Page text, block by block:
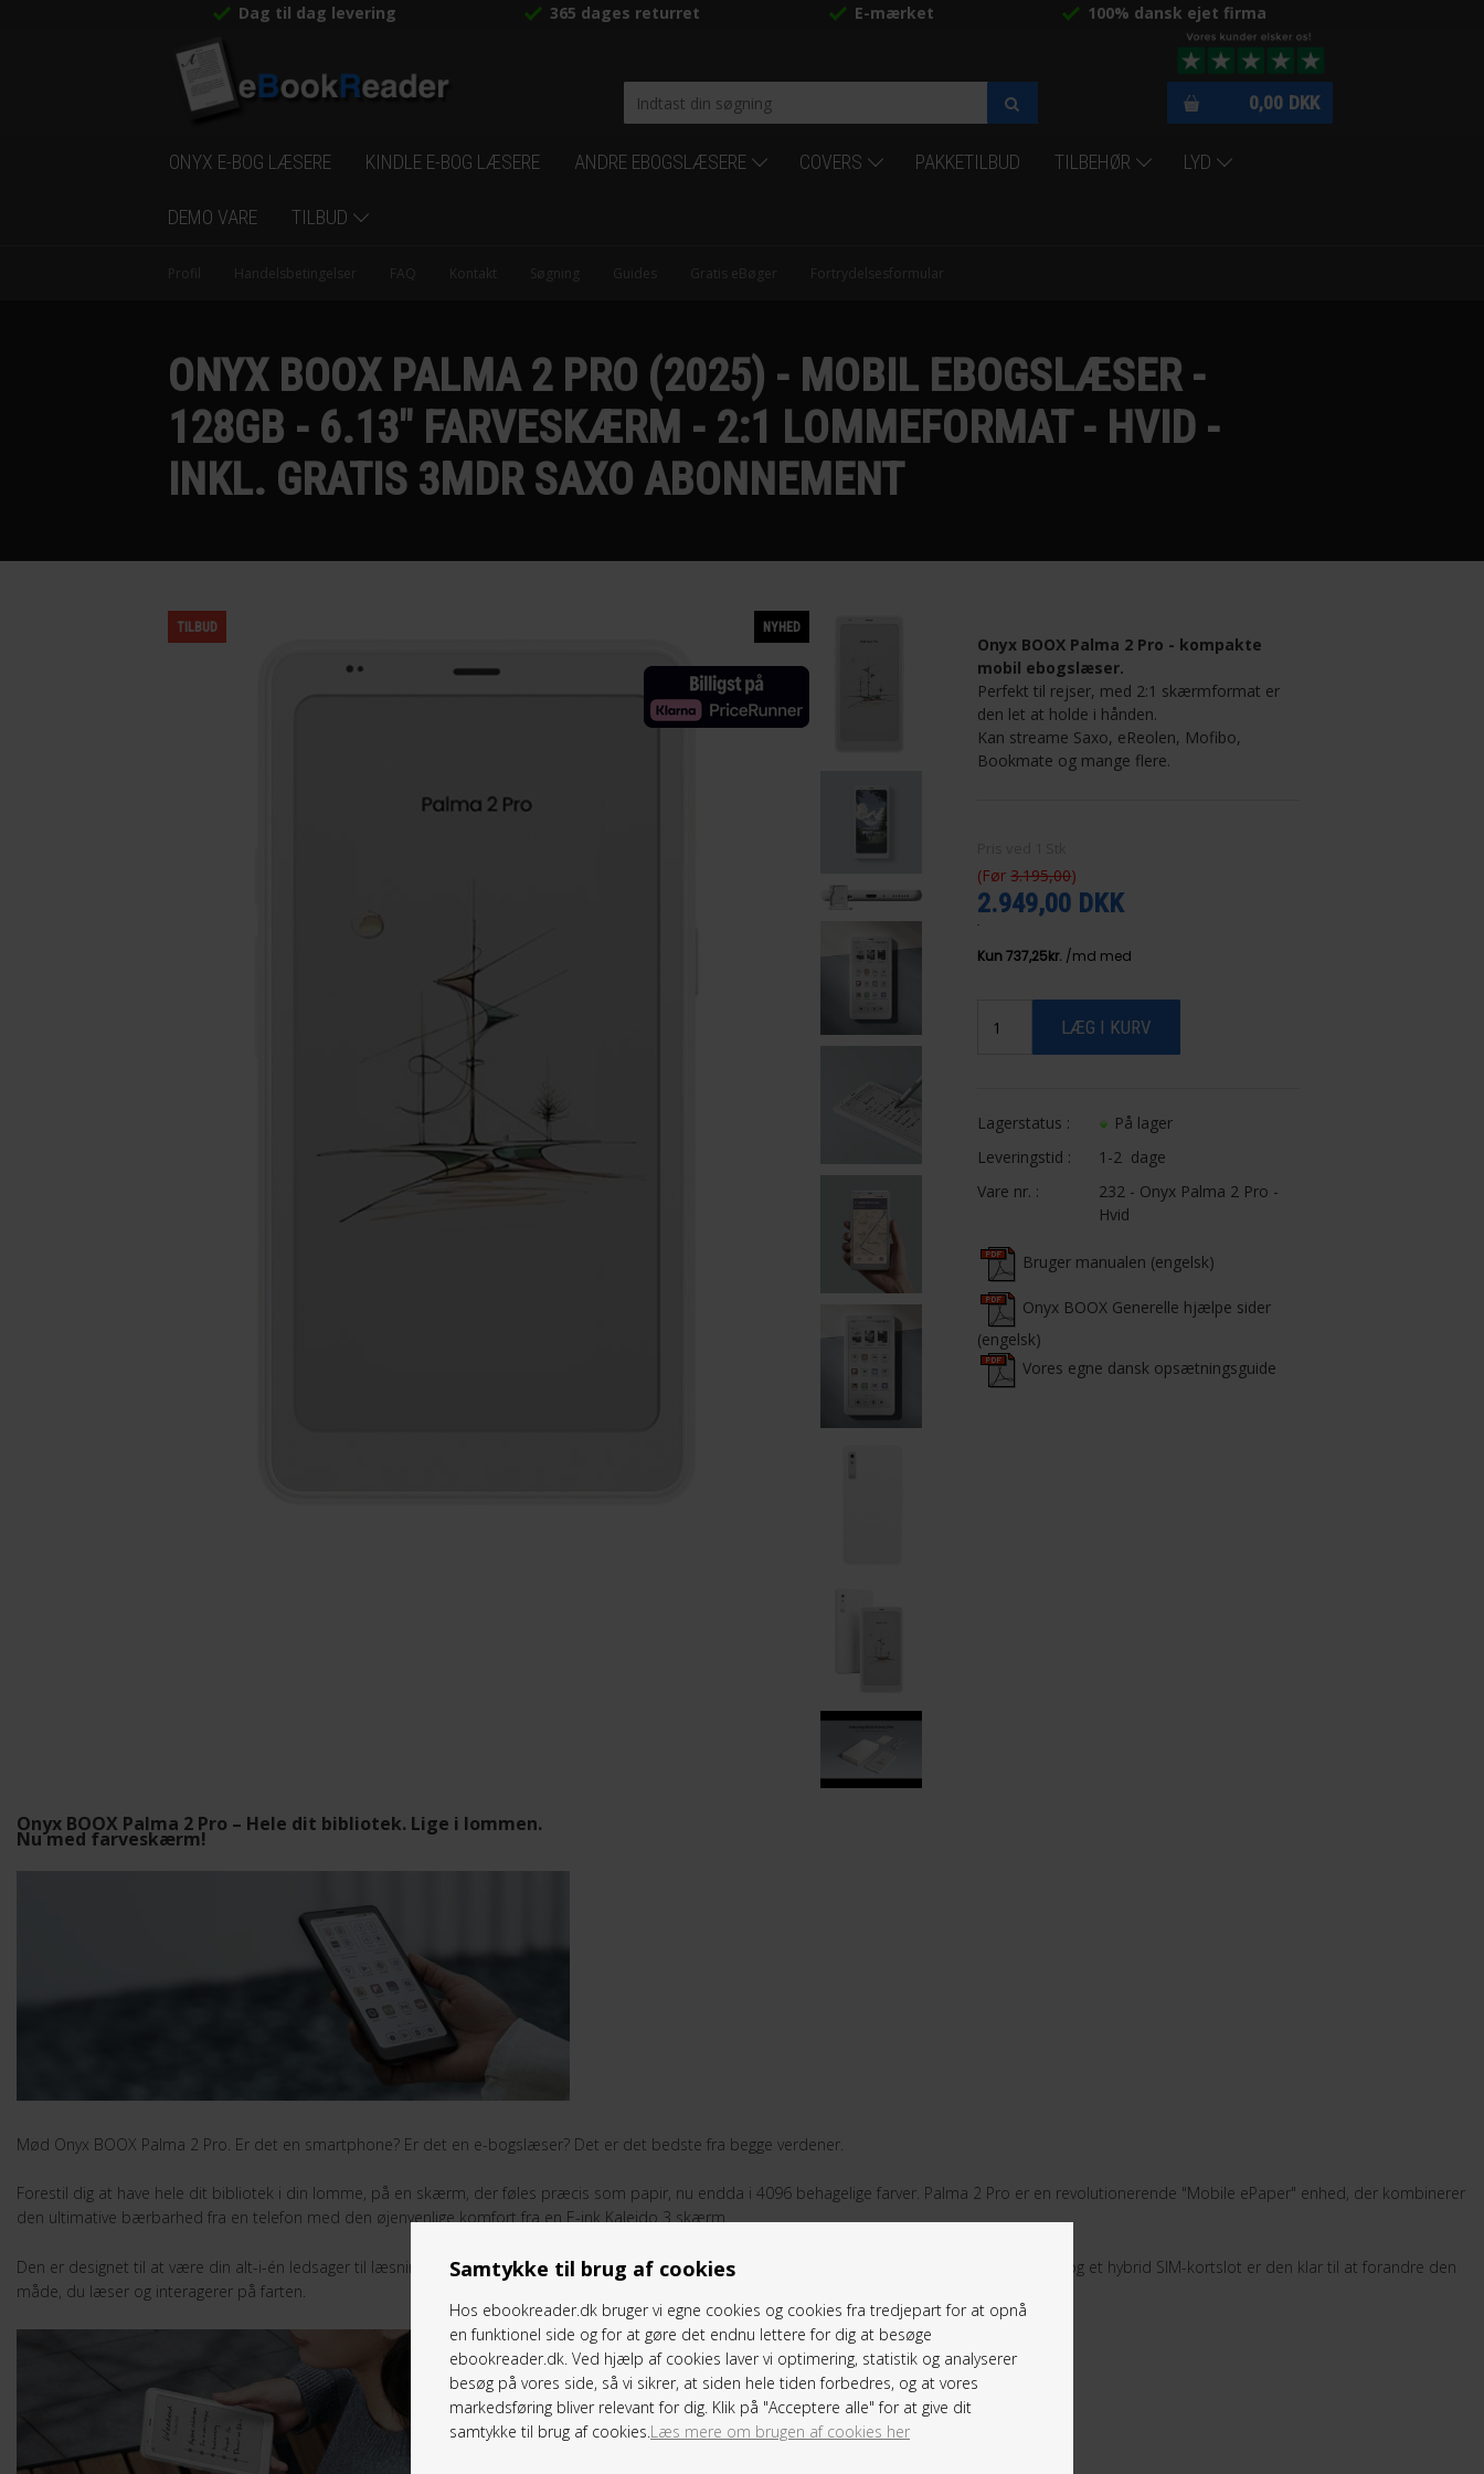
Samtykke til brug af cookies
Hos ebookreader.dk bruger vi egne cookies og cookies fra tredjepart for at opnå
en funktionel side og for at gøre det endnu lettere for dig at besøge
ebookreader.dk. Ved hjælp af cookies laver vi optimering, statistik og analyserer
besøg på vores side, så vi sikrer, at siden hele tiden forbedres, og at vores
markedsføring bliver relevant for dig. Klik på "Acceptere alle" for at give dit
samtykke til brug af cookies.Læs mere om brugen af cookies her
Dag til dag levering 365 dages returret E-mærket 100% dansk ejet firma
0,00 DKK
ONYX E-BOG LÆSERE KINDLE E-BOG LÆSERE ANDRE EBOGSLÆSERE COVERS PAKKETILBUD TILBEHØR LYD
DEMO VARE TILBUD
Profil Handelsbetingelser FAQ Kontakt Søgning Guides Gratis eBøger Fortrydelsesformular
ONYX BOOX PALMA 2 PRO (2025) - MOBIL EBOGSLÆSER -
128GB - 6.13" FARVESKÆRM - 2:1 LOMMEFORMAT - HVID -
INKL. GRATIS 3MDR SAXO ABONNEMENT
TILBUD NYHED
Onyx BOOX Palma 2 Pro - kompakte
mobil ebogslæser.
Perfekt til rejser, med 2:1 skærmformat er
den let at holde i hånden.
Kan streame Saxo, eReolen, Mofibo,
Bookmate og mange flere.
(Før3.195,00)
2.949,00 DKK
Lagerstatus :
På lager
Leveringstid :
1-2 dage
Vare nr. :
232 - Onyx Palma 2 Pro -
Hvid
Bruger manualen (engelsk)
Onyx BOOX Generelle hjælpe sider
(engelsk)
Vores egne dansk opsætningsguide
Onyx BOOX Palma 2 Pro – Hele dit bibliotek. Lige i lommen.
Nu med farveskærm!
Mød Onyx BOOX Palma 2 Pro. Er det en smartphone? Er det en e-bogslæser? Det er det bedste fra begge verdener.
Forestil dig at have hele dit bibliotek i din lomme, på en skærm, der føles præcis som papir, nu endda i 4096 behagelige farver. Palma 2 Pro er en revolutionerende "Mobile ePaper" enhed, der kombinerer
den ultimative bærbarhed fra en telefon med den øjenvenlige komfort fra en E-ink Kaleido 3 skærm.
Den er designet til at være din alt-i-én ledsager til læsning, kommunikation og fokuseret produktivitet. Med Android 15, adgang til Google Play Store og et hybrid SIM-kortslot er den klar til at forandre den
måde, du læser og interagerer på farten.